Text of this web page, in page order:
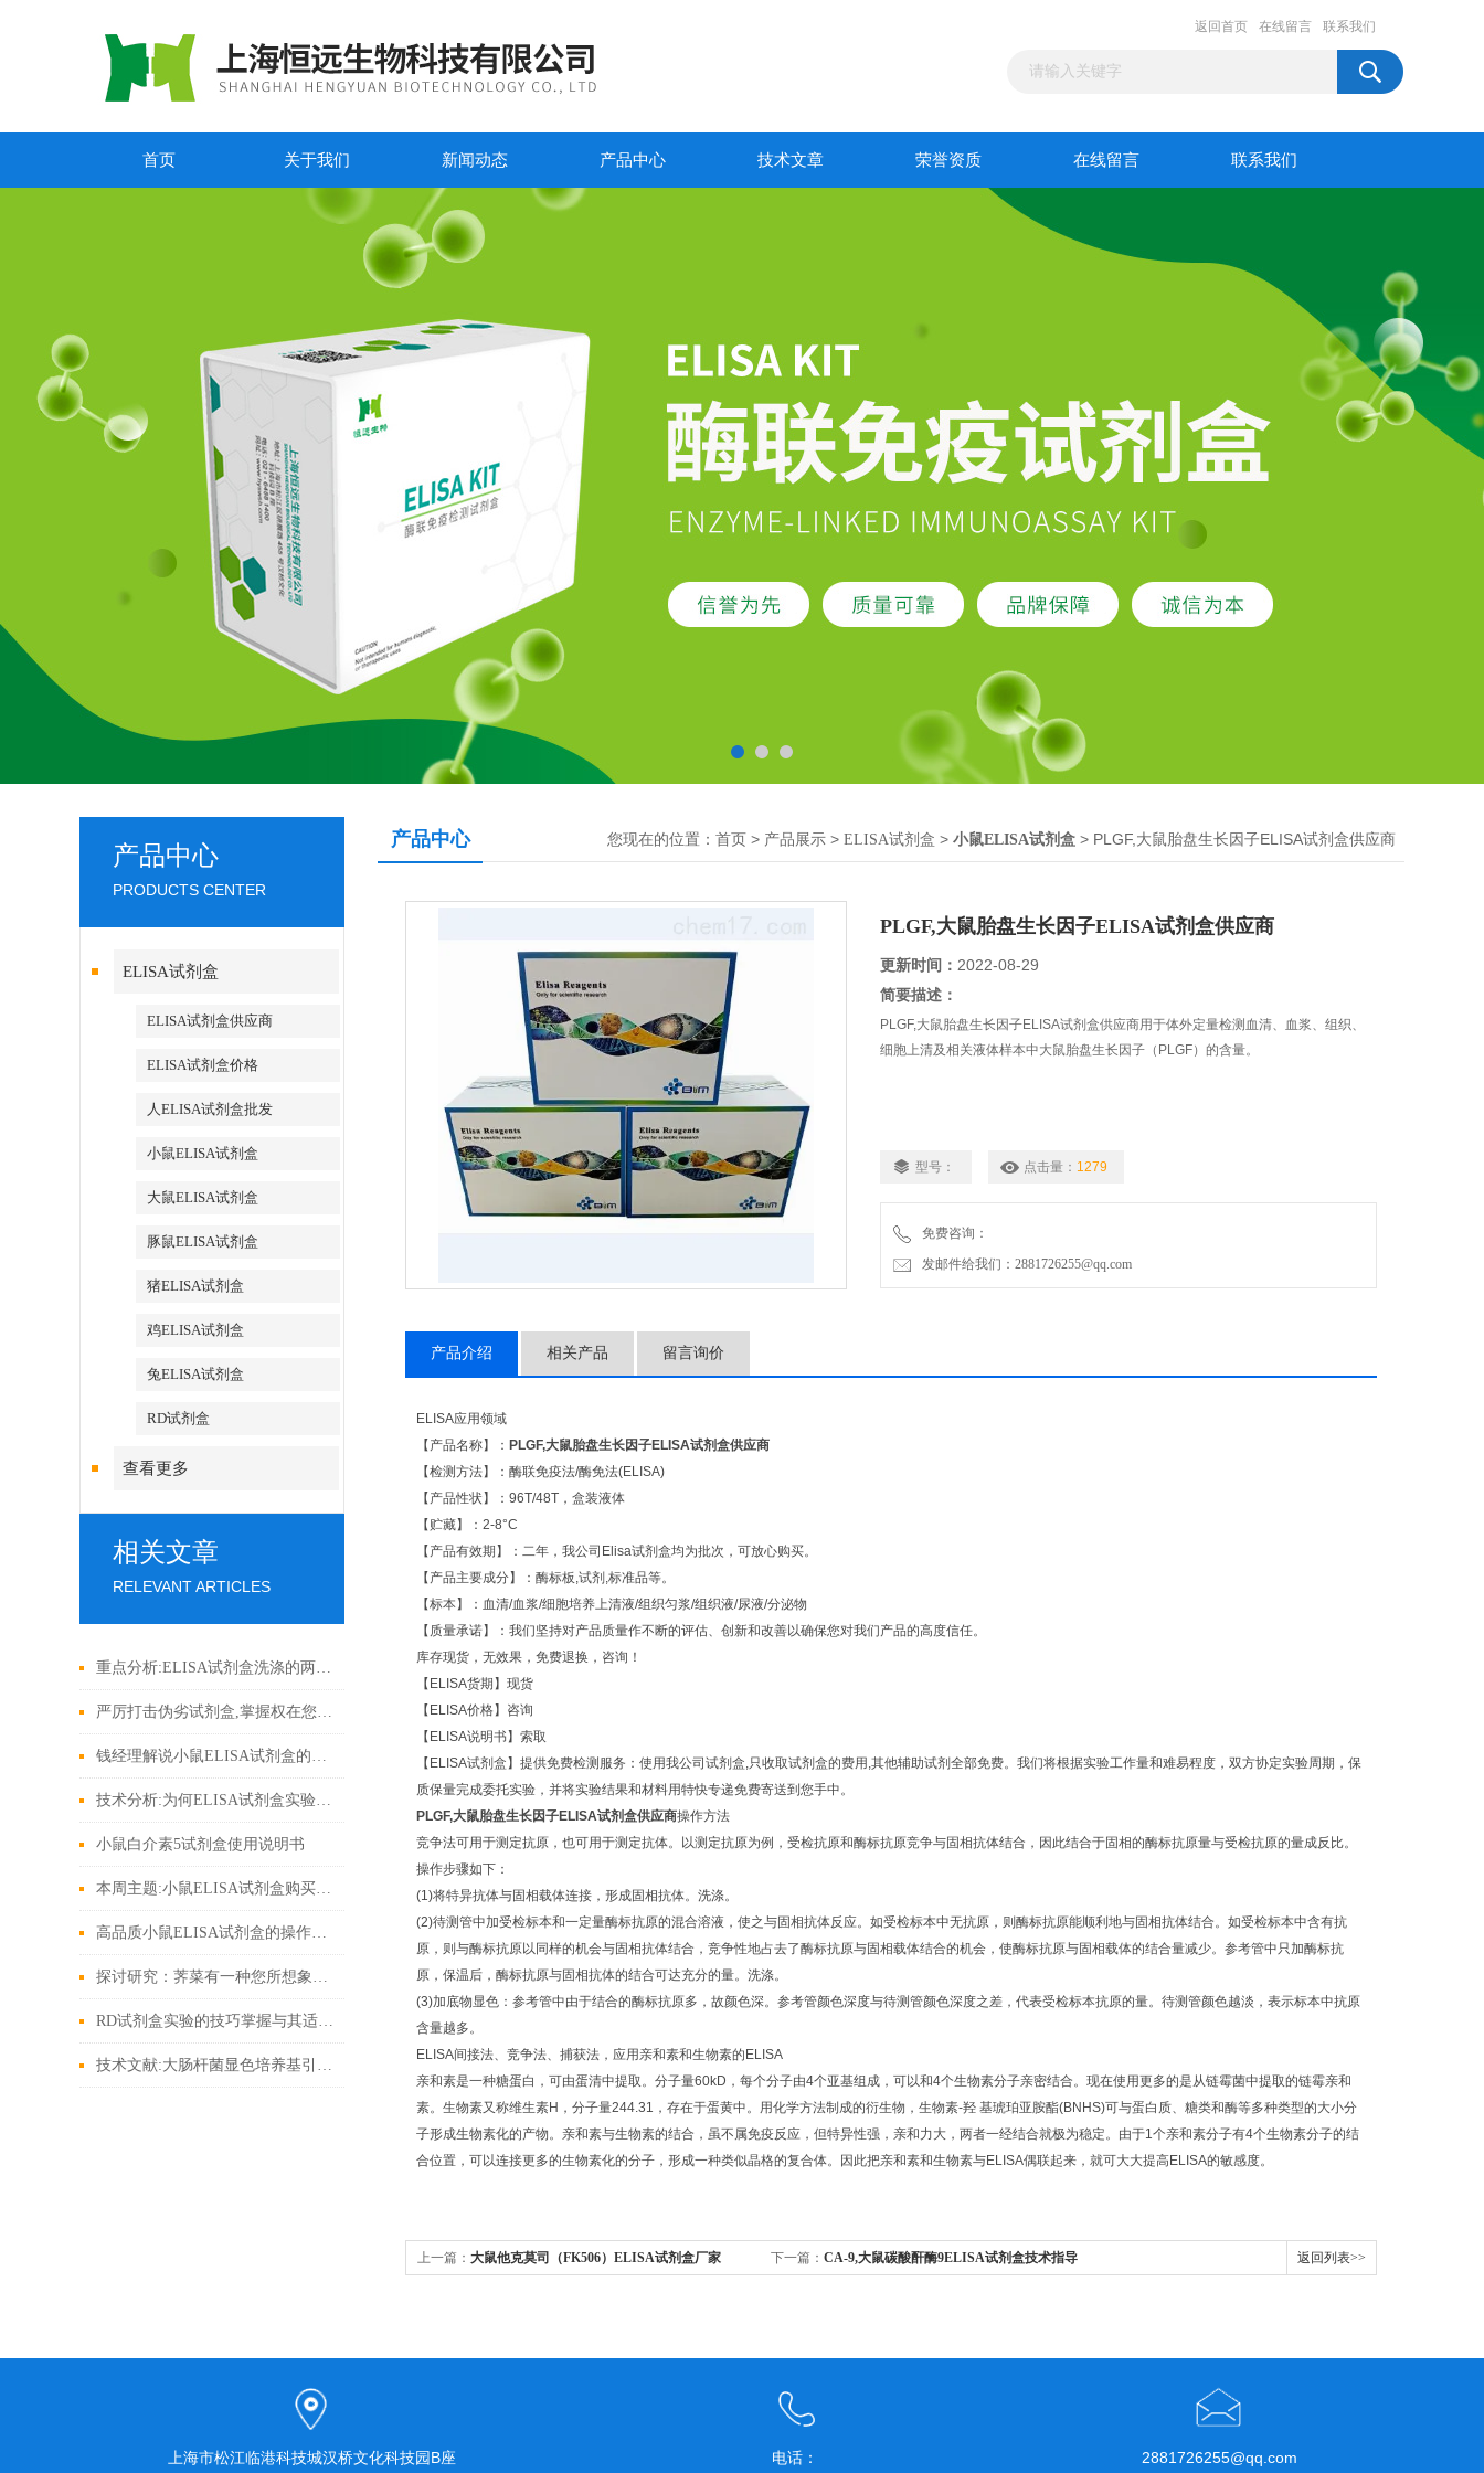
返回首页 在线留言 联系我们
首页 关于我们 新闻动态 产品中心 技术文章 荣誉资质 在线留言 联系我们
产品中心
PRODUCTS CENTER
ELISA试剂盒
ELISA试剂盒供应商
ELISA试剂盒价格
人ELISA试剂盒批发
小鼠ELISA试剂盒
大鼠ELISA试剂盒
豚鼠ELISA试剂盒
猪ELISA试剂盒
鸡ELISA试剂盒
兔ELISA试剂盒
RD试剂盒
查看更多
相关文章
RELEVANT ARTICLES
重点分析:ELISA试剂盒洗涤的两大方法
严厉打击伪劣试剂盒,掌握权在您手上!
钱经理解说小鼠ELISA试剂盒的操作技术
技术分析:为何ELISA试剂盒实验结果反应灵敏度低
小鼠白介素5试剂盒使用说明书
本周主题:小鼠ELISA试剂盒购买建议参考
高品质小鼠ELISA试剂盒的操作秘密
探讨研究：荠菜有一种您所想象不到的化学作用
RD试剂盒实验的技巧掌握与其适用的比例有着密不可分的关系
技术文献:大肠杆菌显色培养基引用文献
产品中心 您现在的位置： 首页 > 产品展示 > ELISA试剂盒 > 小鼠ELISA试剂盒 > PLGF,大鼠胎盘生长因子ELISA试剂盒供应商
PLGF,大鼠胎盘生长因子ELISA试剂盒供应商
更新时间： 2022-08-29
简要描述：
PLGF,大鼠胎盘生长因子ELISA试剂盒供应商用于体外定量检测血清、血浆、组织、
细胞上清及相关液体样本中大鼠胎盘生长因子（PLGF）的含量。
型号： 点击量： 1279
免费咨询：
发邮件给我们：2881726255@qq.com
产品介绍 相关产品 留言询价
ELISA应用领域
【产品名称】： PLGF,大鼠胎盘生长因子ELISA试剂盒供应商
【检测方法】：酶联免疫法/酶免法(ELISA)
【产品性状】：96T/48T，盒装液体
【贮藏】：2-8°C
【产品有效期】：二年，我公司Elisa试剂盒均为批次，可放心购买。
【产品主要成分】：酶标板,试剂,标准品等。
【标本】：血清/血浆/细胞培养上清液/组织匀浆/组织液/尿液/分泌物
【质量承诺】：我们坚持对产品质量作不断的评估、创新和改善以确保您对我们产品的高度信任。
库存现货，无效果，免费退换，咨询！
【ELISA货期】现货
【ELISA价格】咨询
【ELISA说明书】索取
【ELISA试剂盒】提供免费检测服务：使用我公司试剂盒,只收取试剂盒的费用,其他辅助试剂全部免费。我们将根据实验工作量和难易程度，双方协定实验周期，保
质保量完成委托实验，并将实验结果和材料用特快专递免费寄送到您手中。
PLGF,大鼠胎盘生长因子ELISA试剂盒供应商操作方法
竞争法可用于测定抗原，也可用于测定抗体。以测定抗原为例，受检抗原和酶标抗原竞争与固相抗体结合，因此结合于固相的酶标抗原量与受检抗原的量成反比。
操作步骤如下：
(1)将特异抗体与固相载体连接，形成固相抗体。洗涤。
(2)待测管中加受检标本和一定量酶标抗原的混合溶液，使之与固相抗体反应。如受检标本中无抗原，则酶标抗原能顺利地与固相抗体结合。如受检标本中含有抗
原，则与酶标抗原以同样的机会与固相抗体结合，竞争性地占去了酶标抗原与固相载体结合的机会，使酶标抗原与固相载体的结合量减少。参考管中只加酶标抗
原，保温后，酶标抗原与固相抗体的结合可达充分的量。洗涤。
(3)加底物显色：参考管中由于结合的酶标抗原多，故颜色深。参考管颜色深度与待测管颜色深度之差，代表受检标本抗原的量。待测管颜色越淡，表示标本中抗原
含量越多。
ELISA间接法、竞争法、捕获法，应用亲和素和生物素的ELISA
亲和素是一种糖蛋白，可由蛋清中提取。分子量60kD，每个分子由4个亚基组成，可以和4个生物素分子亲密结合。现在使用更多的是从链霉菌中提取的链霉亲和
素。生物素又称维生素H，分子量244.31，存在于蛋黄中。用化学方法制成的衍生物，生物素-羟 基琥珀亚胺酯(BNHS)可与蛋白质、糖类和酶等多种类型的大小分
子形成生物素化的产物。亲和素与生物素的结合，虽不属免疫反应，但特异性强，亲和力大，两者一经结合就极为稳定。由于1个亲和素分子有4个生物素分子的结
合位置，可以连接更多的生物素化的分子，形成一种类似晶格的复合体。因此把亲和素和生物素与ELISA偶联起来，就可大大提高ELISA的敏感度。
上一篇： 大鼠他克莫司（FK506）ELISA试剂盒厂家 下一篇： CA-9,大鼠碳酸酐酶9ELISA试剂盒技术指导 返回列表>>
上海市松江临港科技城汉桥文化科技园B座 电话： 2881726255@qq.com